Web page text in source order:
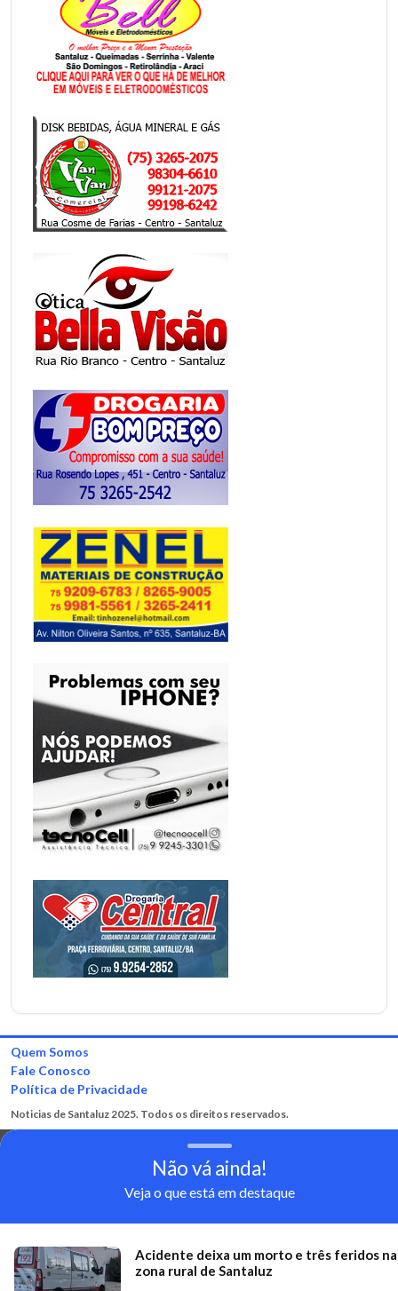
Quem Somos
Fale Conosco
Política de Privacidade
Noticias de Santaluz 2025. Todos os direitos reservados.
Não vá ainda!
Veja o que está em destaque
Acidente deixa um morto e três feridos na
zona rural de Santaluz